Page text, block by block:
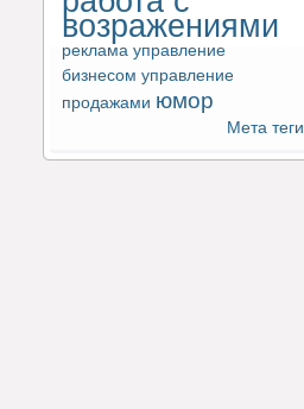
возражениями
реклама управление
бизнесом управление
продажами юмор
Мета теги